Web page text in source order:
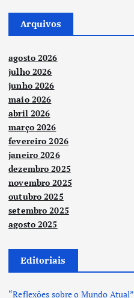
Arquivos
agosto 2026
julho 2026
junho 2026
maio 2026
abril 2026
março 2026
fevereiro 2026
janeiro 2026
dezembro 2025
novembro 2025
outubro 2025
setembro 2025
agosto 2025
Editoriais
“Reflexões sobre o Mundo Atual”